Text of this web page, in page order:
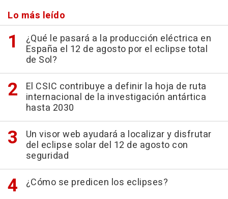
Lo más leído
¿Qué le pasará a la producción eléctrica en
España el 12 de agosto por el eclipse total
de Sol?
El CSIC contribuye a definir la hoja de ruta
internacional de la investigación antártica
hasta 2030
Un visor web ayudará a localizar y disfrutar
del eclipse solar del 12 de agosto con
seguridad
¿Cómo se predicen los eclipses?